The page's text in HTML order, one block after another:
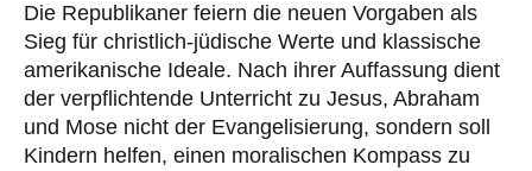
Die Republikaner feiern die neuen Vorgaben als
Sieg für christlich-jüdische Werte und klassische
amerikanische Ideale. Nach ihrer Auffassung dient
der verpflichtende Unterricht zu Jesus, Abraham
und Mose nicht der Evangelisierung, sondern soll
Kindern helfen, einen moralischen Kompass zu